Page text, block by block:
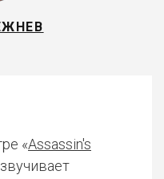
«Assassin's